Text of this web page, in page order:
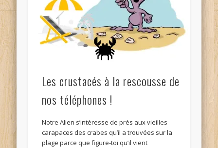
Les crustacés à la rescousse de
nos téléphones !
Notre Alien s’intéresse de près aux vieilles
carapaces des crabes qu’il a trouvées sur la
plage parce que figure-toi qu’il vient